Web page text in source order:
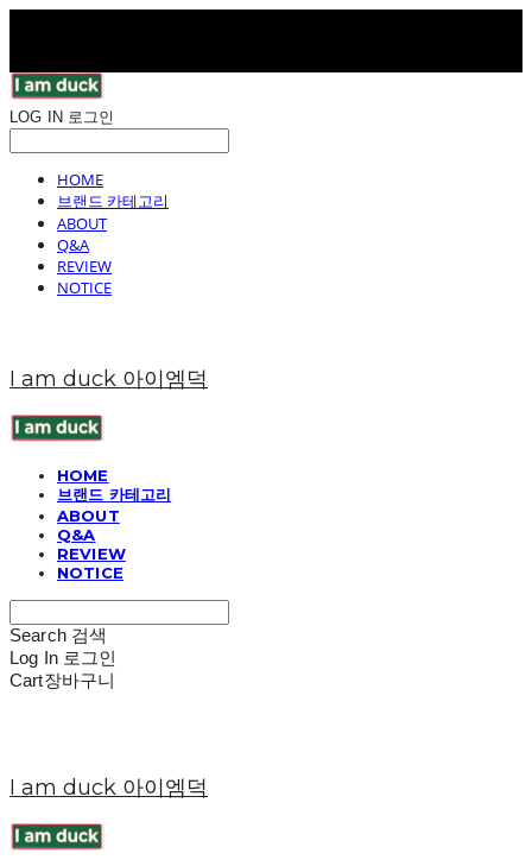
LOG IN 로그인
HOME
브랜드 카테고리
ABOUT
Q&A
REVIEW
NOTICE
I am duck 아이엠덕
HOME
브랜드 카테고리
ABOUT
Q&A
REVIEW
NOTICE
Search 검색
Log In 로그인
Cart장바구니
I am duck 아이엠덕